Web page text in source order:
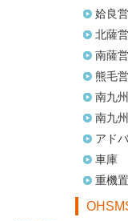
姶良
北薩
南薩
熊毛
南九
南九
アド
車庫
重機